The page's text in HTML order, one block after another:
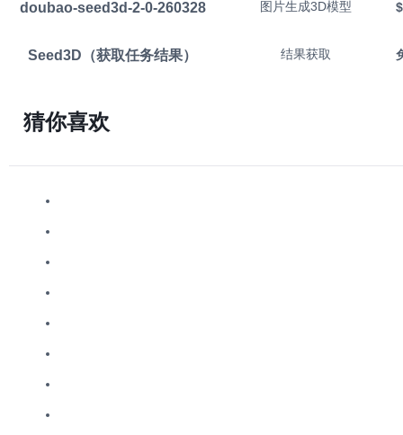
doubao-seed3d-2-0-260328 图片生成3D模型
Seed3D（获取任务结果） 结果获取
猜你喜欢